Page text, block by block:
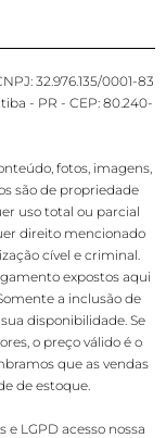
32.976.135/0001-83
- PR - CEP: 80.240-
fotos, imagens,
são de propriedade
uso total ou parcial
direito mencionado
cível e criminal.
expostos aqui
a inclusão de
disponibilidade. Se
o preço válido é o
que as vendas
de estoque.
LGPD acesso nossa